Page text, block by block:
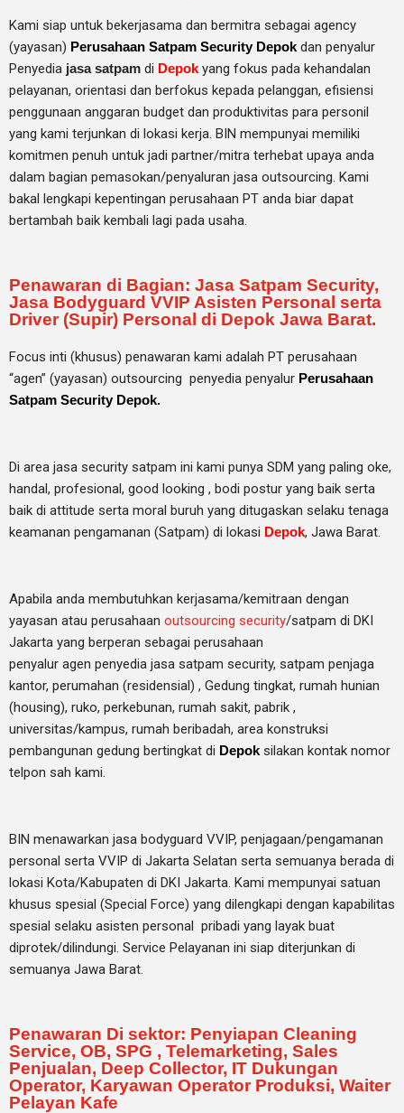
Kami siap untuk bekerjasama dan bermitra sebagai agency
(yayasan) Perusahaan Satpam Security Depokdan penyalur
Penyedia jasa satpam di Depokyang fokus pada kehandalan
pelayanan, orientasi dan berfokus kepada pelanggan, efisiensi
penggunaan anggaran budget dan produktivitas para personil
yang kami terjunkan di lokasi kerja. BIN mempunyai memiliki
komitmen penuh untuk jadi partner/mitra terhebat upaya anda
dalam bagian pemasokan/penyaluran jasa outsourcing. Kami
bakal lengkapi kepentingan perusahaan PT anda biar dapat
bertambah baik kembali lagi pada usaha.
Penawaran di Bagian: Jasa Satpam Security,
Jasa Bodyguard VVIP Asisten Personal serta
Driver (Supir) Personal di Depok Jawa Barat.
Focus inti (khusus) penawaran kami adalah PT perusahaan
“agen” (yayasan) outsourcing penyedia penyalur Perusahaan
Satpam Security Depok.
Di area jasa security satpam ini kami punya SDM yang paling oke,
handal, profesional, good looking , bodi postur yang baik serta
baik di attitude serta moral buruh yang ditugaskan selaku tenaga
keamanan pengamanan (Satpam) di lokasi Depok, Jawa Barat.
Apabila anda membutuhkan kerjasama/kemitraan dengan
yayasan atau perusahaan outsourcing security/satpam di DKI
Jakarta yang berperan sebagai perusahaan
penyalur agen penyedia jasa satpam security, satpam penjaga
kantor, perumahan (residensial) , Gedung tingkat, rumah hunian
(housing), ruko, perkebunan, rumah sakit, pabrik ,
universitas/kampus, rumah beribadah, area konstruksi
pembangunan gedung bertingkat di Depoksilakan kontak nomor
telpon sah kami.
BIN menawarkan jasa bodyguard VVIP, penjagaan/pengamanan
personal serta VVIP di Jakarta Selatan serta semuanya berada di
lokasi Kota/Kabupaten di DKI Jakarta. Kami mempunyai satuan
khusus spesial (Special Force) yang dilengkapi dengan kapabilitas
spesial selaku asisten personal pribadi yang layak buat
diprotek/dilindungi. Service Pelayanan ini siap diterjunkan di
semuanya Jawa Barat.
Penawaran Di sektor: Penyiapan Cleaning
Service, OB, SPG , Telemarketing, Sales
Penjualan, Deep Collector, IT Dukungan
Operator, Karyawan Operator Produksi, Waiter
Pelayan Kafe